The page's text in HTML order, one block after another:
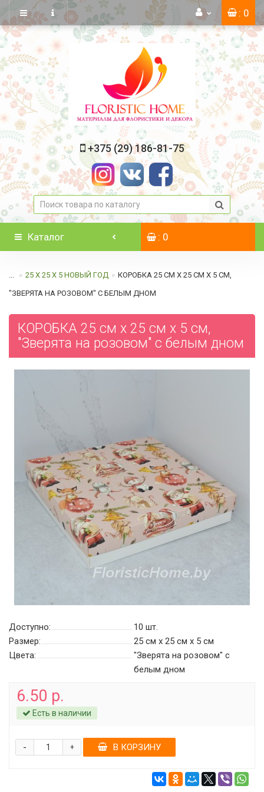
: 0
+375 (29) 186-81-75
Каталог : 0
... 25 Х 25 Х 5 НОВЫЙ ГОД КОРОБКА 25 СМ Х 25 СМ Х 5 СМ,
"ЗВЕРЯТА НА РОЗОВОМ" C БЕЛЫМ ДНОМ
КОРОБКА 25 см х 25 см х 5 см,
"Зверята на розовом" c белым дном
Доступно: 10 шт.
Размер:
25 см х 25 см х 5 см
Цвета:
"Зверята на розовом" c
белым дном
6.50 р.
Есть в наличии
+
- В КОРЗИНУ